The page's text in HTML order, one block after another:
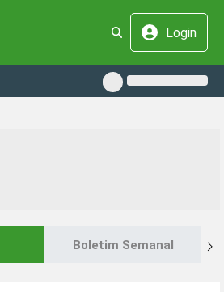
Login
Boletim Semanal